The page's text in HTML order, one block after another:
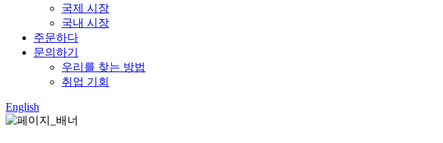
국제 시장
국내 시장
주문하다
문의하기
우리를 찾는 방법
취업 기회
English